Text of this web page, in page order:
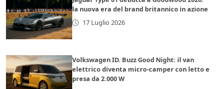
la nuova era del brand britannico in azione
17 Luglio 2026
Volkswagen ID. Buzz Good Night: il van
elettrico diventa micro-camper con letto e
presa da 2.000 W